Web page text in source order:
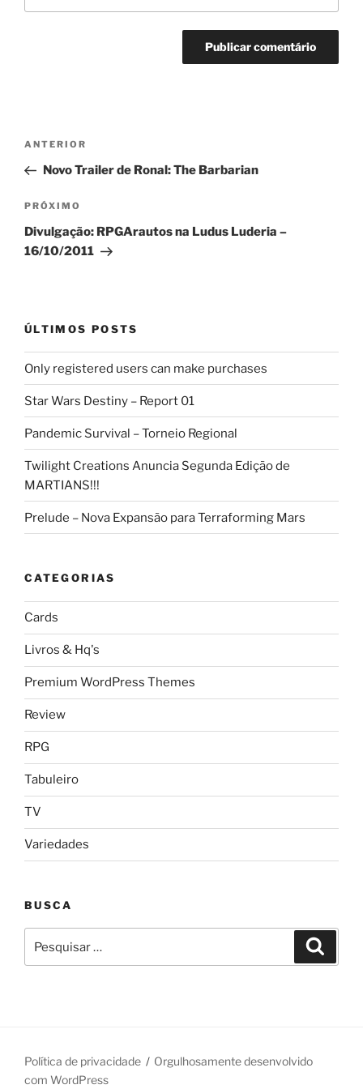
Navegação
Post
Post
anterior
ANTERIOR
Novo Trailer de Ronal: The Barbarian
Próximo
post
PRÓXIMO
Divulgação: RPGArautos na Ludus Luderia –
16/10/2011
ÚLTIMOS POSTS
Only registered users can make purchases
Star Wars Destiny – Report 01
Pandemic Survival – Torneio Regional
Twilight Creations Anuncia Segunda Edição de
MARTIANS!!!
Prelude – Nova Expansão para Terraforming Mars
CATEGORIAS
Cards
Livros & Hq's
Premium WordPress Themes
Review
RPG
Tabuleiro
TV
Variedades
BUSCA
por:
Política de privacidade
Orgulhosamente desenvolvido
com WordPress